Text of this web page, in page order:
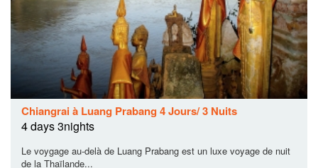
Chiangrai à Luang Prabang 4 Jours/ 3 Nuits
4 days 3nights
Le voygage au-delà de Luang Prabang est un luxe voyage de nuit
de la Thaïlande...